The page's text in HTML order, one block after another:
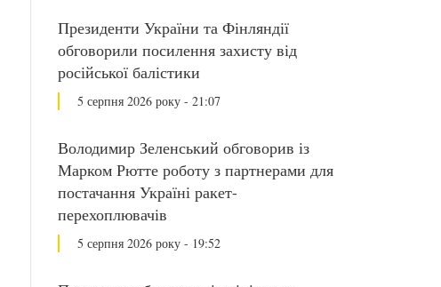
Президенти України та Фінляндії
обговорили посилення захисту від
російської балістики
5 серпня 2026 року - 21:07
Володимир Зеленський обговорив із
Марком Рютте роботу з партнерами для
постачання Україні ракет-
перехоплювачів
5 серпня 2026 року - 19:52